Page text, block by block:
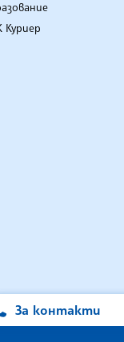
Куриер
За контакти